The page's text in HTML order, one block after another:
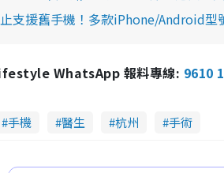
支援舊手機！多款iPhone/Android型
WhatsApp 報料專線: 9610
手機 醫生 杭州 手術